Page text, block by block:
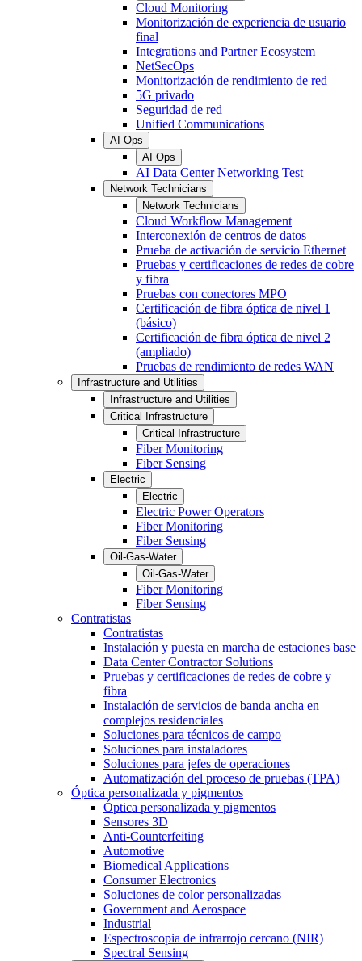
Cloud Monitoring
Monitorización de experiencia de usuario
final
Integrations and Partner Ecosystem
NetSecOps
Monitorización de rendimiento de red
5G privado
Seguridad de red
Unified Communications
AI Ops
AI Ops
AI Data Center Networking Test
Network Technicians
Network Technicians
Cloud Workflow Management
Interconexión de centros de datos
Prueba de activación de servicio Ethernet
Pruebas y certificaciones de redes de cobre
y fibra
Pruebas con conectores MPO
Certificación de fibra óptica de nivel 1
(básico)
Certificación de fibra óptica de nivel 2
(ampliado)
Pruebas de rendimiento de redes WAN
Infrastructure and Utilities
Infrastructure and Utilities
Critical Infrastructure
Critical Infrastructure
Fiber Monitoring
Fiber Sensing
Electric
Electric
Electric Power Operators
Fiber Monitoring
Fiber Sensing
Oil-Gas-Water
Oil-Gas-Water
Fiber Monitoring
Fiber Sensing
Contratistas
Contratistas
Instalación y puesta en marcha de estaciones base
Data Center Contractor Solutions
Pruebas y certificaciones de redes de cobre y
fibra
Instalación de servicios de banda ancha en
complejos residenciales
Soluciones para técnicos de campo
Soluciones para instaladores
Soluciones para jefes de operaciones
Automatización del proceso de pruebas (TPA)
Óptica personalizada y pigmentos
Óptica personalizada y pigmentos
Sensores 3D
Anti-Counterfeiting
Automotive
Biomedical Applications
Consumer Electronics
Soluciones de color personalizadas
Government and Aerospace
Industrial
Espectroscopia de infrarrojo cercano (NIR)
Spectral Sensing